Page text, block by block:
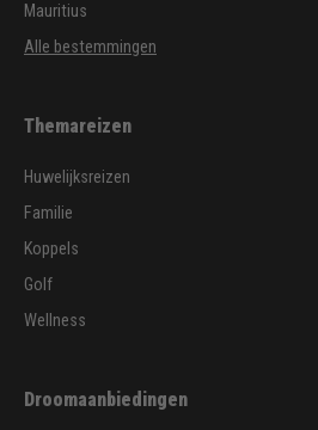
Mauritius
Alle bestemmingen
Themareizen
Huwelijksreizen
Familie
Koppels
Golf
Wellness
Droomaanbiedingen